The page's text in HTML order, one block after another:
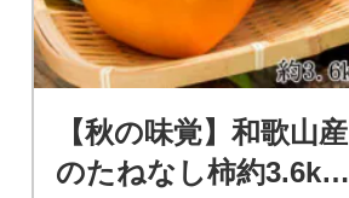
【秋の味覚】和歌山産
のたねなし柿約3.6kg